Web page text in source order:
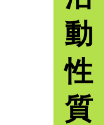
動
性
質